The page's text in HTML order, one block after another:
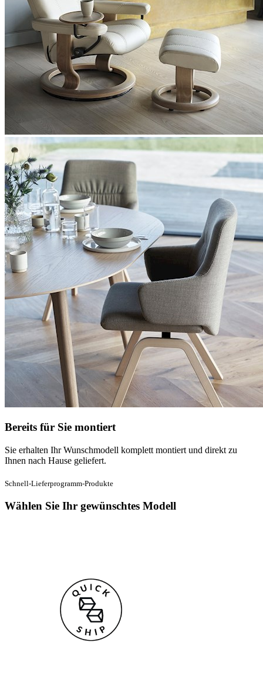
Bereits für Sie montiert
Sie erhalten Ihr Wunschmodell komplett montiert und direkt zu
Ihnen nach Hause geliefert.
Schnell-Lieferprogramm-Produkte
Wählen Sie Ihr gewünschtes Modell